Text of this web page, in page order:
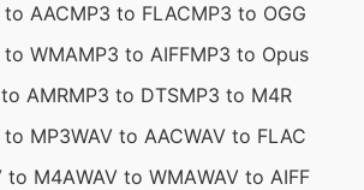
to AACMP3 to FLACMP3 to OGG
to WMAMP3 to AIFFMP3 to Opus
AMRMP3 to DTSMP3 to M4R
to MP3WAV to AACWAV to FLAC
to M4AWAV to WMAWAV to AIFF